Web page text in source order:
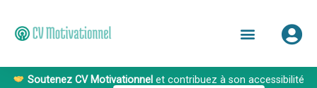
Soutenez CV Motivationnel et contribuez à son accessibilité